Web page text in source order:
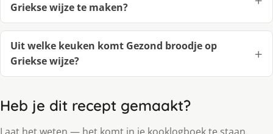
Griekse wijze te maken?
Uit welke keuken komt Gezond broodje op
Griekse wijze?
Heb je dit recept gemaakt?